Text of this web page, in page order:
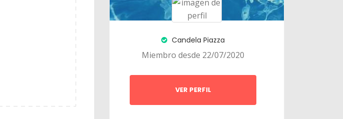
Candela Piazza
Miembro desde 22/07/2020
VER PERFIL